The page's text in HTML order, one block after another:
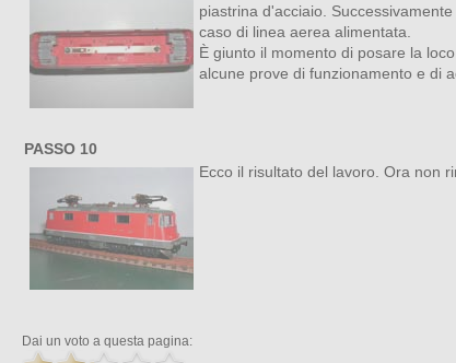
piastrina d'acciaio.
caso di linea aerea alimentata.
È giunto il momento di posare la
alcune prove di funzionamento e di
PASSO 10
Ecco il risultato del lavoro. Ora non
Dai un voto a questa pagina: